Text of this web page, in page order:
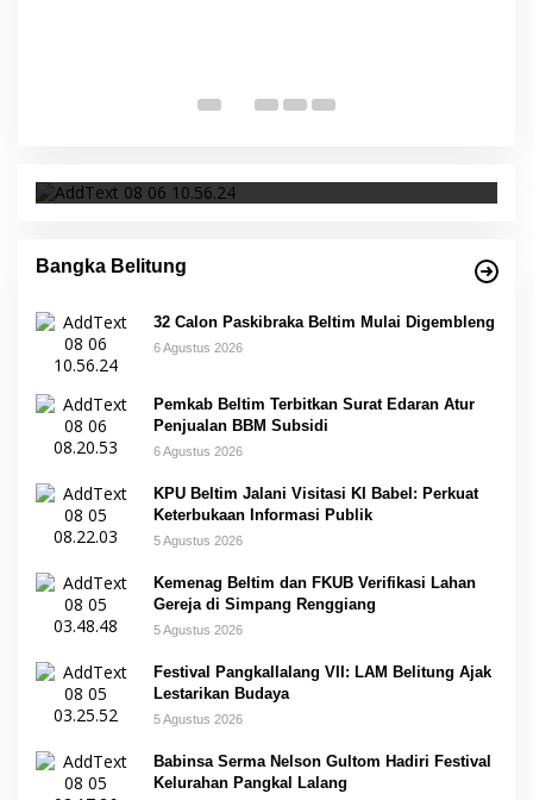
Bangka Belitung
32 Calon Paskibraka Beltim Mulai Digembleng
6 Agustus 2026
Pemkab Beltim Terbitkan Surat Edaran Atur
Penjualan BBM Subsidi
6 Agustus 2026
KPU Beltim Jalani Visitasi KI Babel: Perkuat
Keterbukaan Informasi Publik
5 Agustus 2026
Kemenag Beltim dan FKUB Verifikasi Lahan
Gereja di Simpang Renggiang
5 Agustus 2026
Festival Pangkallalang VII: LAM Belitung Ajak
Lestarikan Budaya
5 Agustus 2026
Babinsa Serma Nelson Gultom Hadiri Festival
Kelurahan Pangkal Lalang